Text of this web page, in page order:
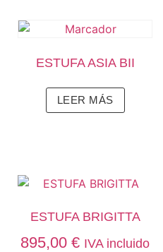
ESTUFA ASIA BII
LEER MÁS
ESTUFA BRIGITTA
895,00€ IVA incluido